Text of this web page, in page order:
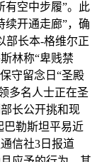
有空中步履”。此
续开通走廊”，确
部长本-格维尔正
林称“卑贱禁
守留念日“圣殿
多名人士正在圣
长公开挑和现
巴勒斯坦平易近
信社3日报道